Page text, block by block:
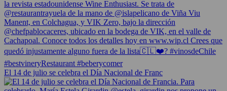
El 14 de julio se celebra el Día Nacional de Franc